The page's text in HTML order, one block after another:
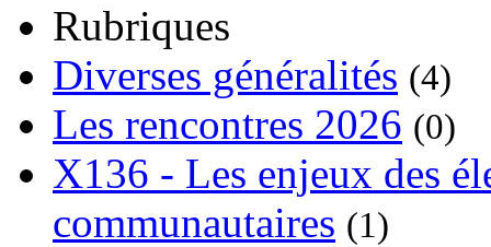
Rubriques
Diverses généralités (4)
Les rencontres 2026 (0)
X136 - Les enjeux des
communautaires (1)